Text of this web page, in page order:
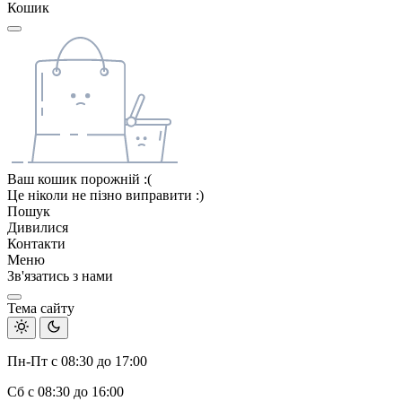
Кошик
Ваш кошик порожній :(
Це ніколи не пізно виправити :)
Пошук
Дивилися
Контакти
Меню
Зв'язатись з нами
Тема сайту
Пн-Пт с 08:30 до 17:00
Сб с 08:30 до 16:00